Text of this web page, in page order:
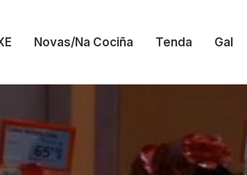
Novas/Na Cociña Tenda Gal